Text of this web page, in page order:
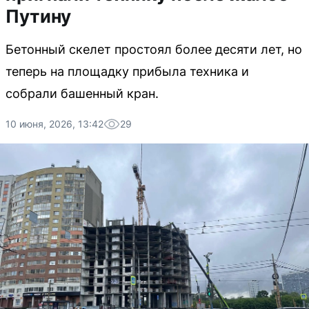
Путину
Бетонный скелет простоял более десяти лет, но
теперь на площадку прибыла техника и
собрали башенный кран.
10 июня, 2026, 13:42 29